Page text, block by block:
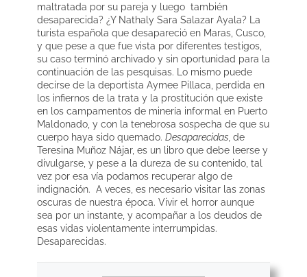
maltratada por su pareja y luego también
desaparecida? ¿Y Nathaly Sara Salazar Ayala? La
turista española que desapareció en Maras, Cusco,
y que pese a que fue vista por diferentes testigos,
su caso terminó archivado y sin oportunidad para la
continuación de las pesquisas. Lo mismo puede
decirse de la deportista Aymee Pillaca, perdida en
los infiernos de la trata y la prostitución que existe
en los campamentos de minería informal en Puerto
Maldonado, y con la tenebrosa sospecha de que su
cuerpo haya sido quemado. Desaparecidas, de
Teresina Muñoz Nájar, es un libro que debe leerse y
divulgarse, y pese a la dureza de su contenido, tal
vez por esa vía podamos recuperar algo de
indignación. A veces, es necesario visitar las zonas
oscuras de nuestra época. Vivir el horror aunque
sea por un instante, y acompañar a los deudos de
esas vidas violentamente interrumpidas.
Desaparecidas.